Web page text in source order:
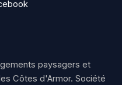
paysagers et
Côtes d'Armor. Société